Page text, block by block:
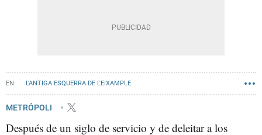
L'ANTIGA ESQUERRA DE L'EIXAMPLE
COMERCIOS EMBLEMÁTICOS DE BARCELONA
METRÓPOLI
Después de un siglo de servicio y de deleitar a los